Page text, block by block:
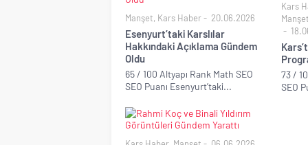
Manşet, Kars Haber 20.06.2026
Esenyurt’taki Karslılar
Hakkındaki Açıklama Gündem
Oldu
65 / 100 Altyapı Rank Math SEO
SEO Puanı Esenyurt’taki...
Kars
73 /
SEO